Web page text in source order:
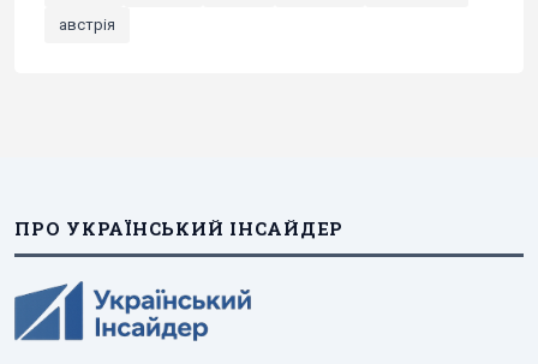
австрія
ПРО УКРАЇНСЬКИЙ ІНСАЙДЕР